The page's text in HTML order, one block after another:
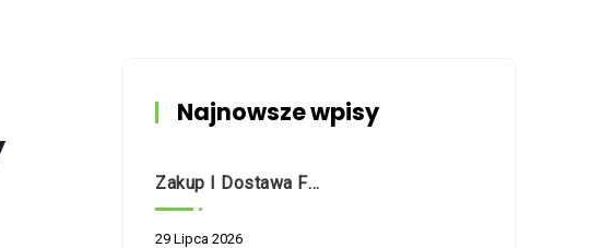
Najnowsze wpisy
Zakup I Dostawa Fabrycznie Nowego Samochodu Dostawczego O Napędzie Hybrydowym Na Potrzeby Dziennego Domu Pomocy Społecznej W Białymstoku Przy Ul. Nowogródzkiej 5/1
29 Lipca 2026